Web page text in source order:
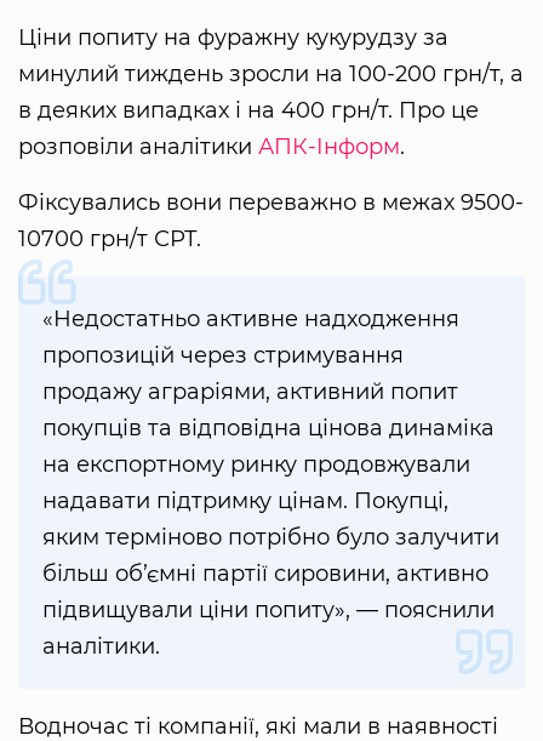
Ціни попиту на фуражну кукурудзу за
минулий тиждень зросли на 100-200 грн/т, а
в деяких випадках і на 400 грн/т. Про це
розповіли аналітики АПК-Інформ.
Фіксувались вони переважно в межах 9500-
10700 грн/т СРТ.
«Недостатньо активне надходження
пропозицій через стримування
продажу аграріями, активний попит
покупців та відповідна цінова динаміка
на експортному ринку продовжували
надавати підтримку цінам. Покупці,
яким терміново потрібно було залучити
більш об’ємні партії сировини, активно
підвищували ціни попиту», — пояснили
аналітики.
Водночас ті компанії, які мали в наявності